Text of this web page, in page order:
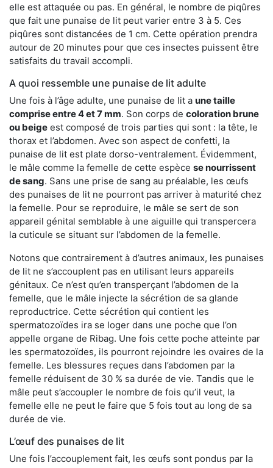
elle est attaquée ou pas. En général, le nombre de piqûres
que fait une punaise de lit peut varier entre 3 à 5. Ces
piqûres sont distancées de 1 cm. Cette opération prendra
autour de 20 minutes pour que ces insectes puissent être
satisfaits du travail accompli.
A quoi ressemble une punaise de lit adulte
Une fois à l’âge adulte, une punaise de lit a une taille
comprise entre 4 et 7 mm. Son corps de coloration brune
ou beige est composé de trois parties qui sont : la tête, le
thorax et l’abdomen. Avec son aspect de confetti, la
punaise de lit est plate dorso-ventralement. Évidemment,
le mâle comme la femelle de cette espèce se nourrissent
de sang. Sans une prise de sang au préalable, les œufs
des punaises de lit ne pourront pas arriver à maturité chez
la femelle. Pour se reproduire, le mâle se sert de son
appareil génital semblable à une aiguille qui transpercera
la cuticule se situant sur l’abdomen de la femelle.
Notons que contrairement à d’autres animaux, les punaises
de lit ne s’accouplent pas en utilisant leurs appareils
génitaux. Ce n’est qu’en transperçant l’abdomen de la
femelle, que le mâle injecte la sécrétion de sa glande
reproductrice. Cette sécrétion qui contient les
spermatozoïdes ira se loger dans une poche que l’on
appelle organe de Ribag. Une fois cette poche atteinte par
les spermatozoïdes, ils pourront rejoindre les ovaires de la
femelle. Les blessures reçues dans l’abdomen par la
femelle réduisent de 30 % sa durée de vie. Tandis que le
mâle peut s’accoupler le nombre de fois qu’il veut, la
femelle elle ne peut le faire que 5 fois tout au long de sa
durée de vie.
L’œuf des punaises de lit
Une fois l’accouplement fait, les œufs sont pondus par la